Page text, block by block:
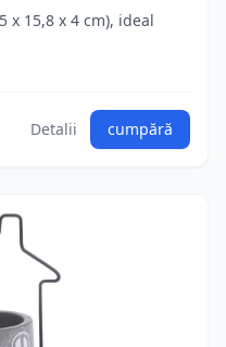
x 15,8 x 4 cm), ideal
Detalii cumpără